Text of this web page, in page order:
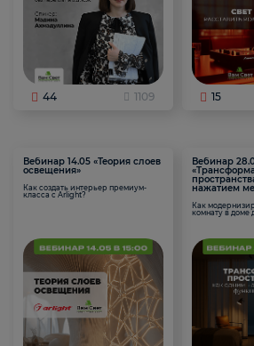
44 1109 15
Вебинар 14.05 «Теория слоев
освещения»
Как создать интерьер премиум-
класса с Arlight?
Вебинар
нажатием
Как
комнату в доме